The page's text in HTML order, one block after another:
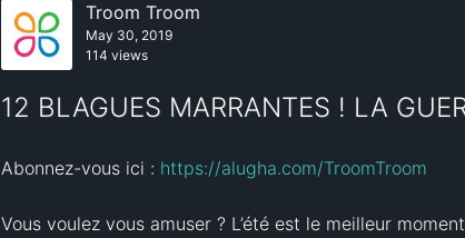
Troom Troom
May 30, 2019
114 views
12 BLAGUES MARRANTES ! LA
Abonnez-vous ici : https://alugha.com/TroomTroom
Vous voulez vous amuser ? L’été est le meilleur